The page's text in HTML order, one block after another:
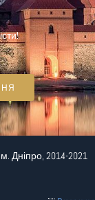
Дніпро, 2014-2021